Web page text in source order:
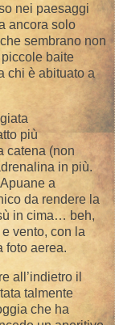
nei paesaggi
ancora solo
sembrano non
baite
chi è abituato a
più
catena (non
in più.
a
da rendere la
in cima… beh,
vento, con la
foto aerea.
all’indietro il
talmente
che ha